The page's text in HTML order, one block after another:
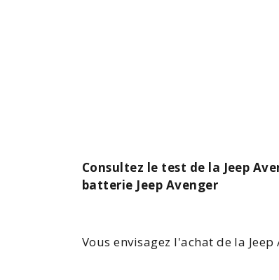
Consultez le test de la Jeep
batterie Jeep Avenger
Vous envisagez l'achat de la